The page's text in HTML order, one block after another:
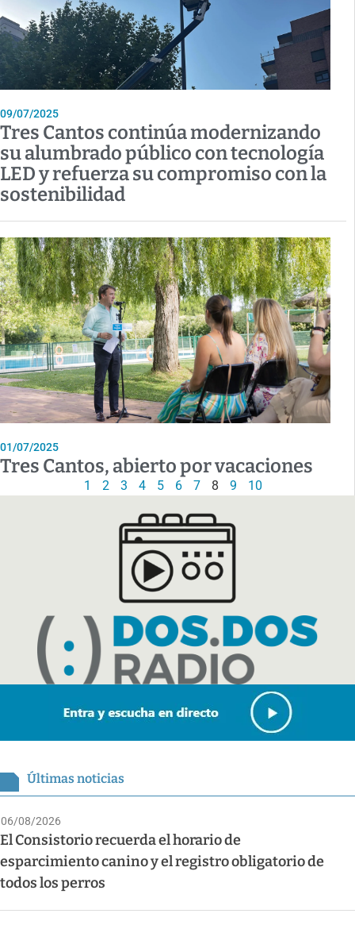
09/07/2025
Tres Cantos continúa modernizando
su alumbrado público con tecnología
LED y refuerza su compromiso con la
sostenibilidad
01/07/2025
Tres Cantos, abierto por vacaciones
1 2 3 4 5 6 7 8 9 10
Últimas noticias
06/08/2026
El Consistorio recuerda el horario de
esparcimiento canino y el registro obligatorio de
todos los perros